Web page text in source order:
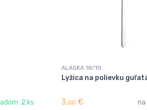
2 ks
ALASKA 18/10
Lyžica na polievku
3,00 € na